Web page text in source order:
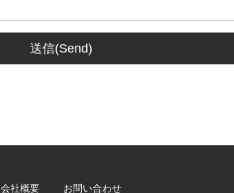
会社概要 お問い合わせ